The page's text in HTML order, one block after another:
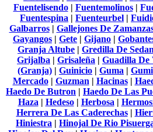
Fuentelisendo| Fuentemolinos|
Fuentespina | Fuenteurbel |
Galbarros| Gallejones De
Gayangos | Gete | Gijano |
Granja Altube | Gredilla De
Grijalba | Grisaleña | Guadilla De
(Granja) | Guinicio | Guma |
Mercado| Guzman| Hacinas|
Haedo De Butron | Haedo De Las
Haza| Hedeso| Herbosa|
Herrera De Las Caderechas|
Hiniestra | Hinojal De Rio